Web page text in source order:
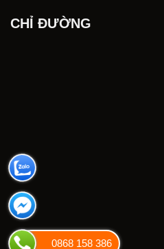
CHỈ ĐƯỜNG
0868 158 386